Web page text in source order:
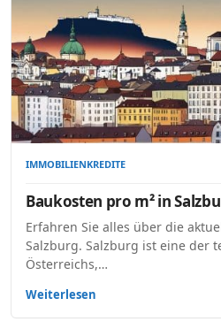
IMMOBILIENKREDITE
Baukosten pro m² in
Erfahren Sie alles über die
Salzburg. Salzburg ist eine der
Österreichs,…
Weiterlesen